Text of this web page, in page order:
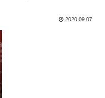
2020.09.07